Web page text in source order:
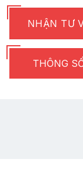
NHẬN TƯ
THÔNG